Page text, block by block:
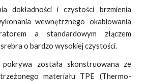
dokładności i czystości brzmienia
wewnętrznego okablowania
a standardowym złączem
o bardzo wysokiej czystości.
pokrywa została skonstruowana ze
materiału TPE (Thermo-